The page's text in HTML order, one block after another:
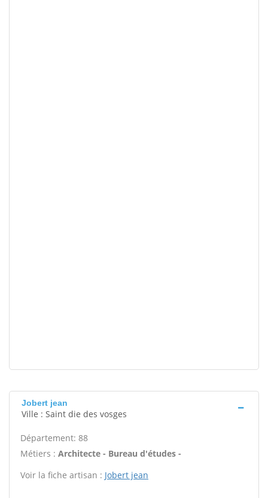
Jobert jean
Ville : Saint die des vosges
Département: 88
Métiers : Architecte - Bureau d'études -
Voir la fiche artisan : Jobert jean